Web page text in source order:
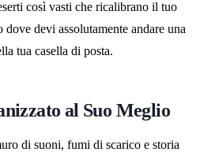
così vasti che ricalibrano il tuo
devi assolutamente andare una
tua casella di posta.
al Suo Meglio
di suoni, fumi di scarico e storia